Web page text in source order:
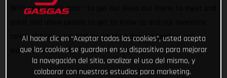
With one simple goal – to get our bikes out there, to meet and
range of bikes – we had an amazing day. So much so we
wanted to share it with you!
Al hacer clic en “Aceptar todas las cookies”, usted acepta
que las cookies se guarden en su dispositivo para mejorar
la navegación del sitio, analizar el uso del mismo, y
colaborar con nuestros estudios para marketing.